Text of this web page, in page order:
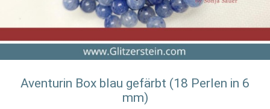
Aventurin Box blau gefärbt (18 Perlen in 6
mm)